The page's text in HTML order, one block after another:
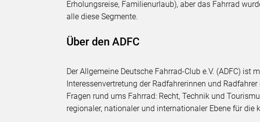
Erholungsreise, Familienurlaub), aber das Fahrrad
alle diese Segmente.
Über den ADFC
Der Allgemeine Deutsche Fahrrad-Club e.V. (ADFC) ist
Interessenvertretung der Radfahrerinnen und
Fragen rund ums Fahrrad: Recht, Technik und
regionaler, nationaler und internationaler Ebene für die